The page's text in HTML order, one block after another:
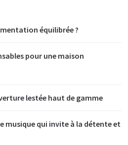
équilibrée ?
pour une maison
lestée haut de gamme
musique qui invite à la détente et